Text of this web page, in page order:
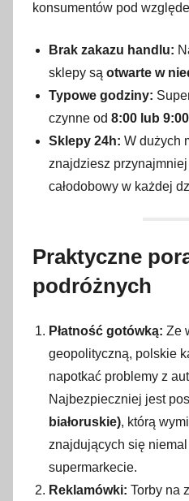
konsumentów pod
Brak zakazu handlu:
sklepy są otwarte w
Typowe godziny:
czynne od 8:00 lub
Sklepy 24h: W dużych
znajdziesz
całodobowy w każdej
Praktyczne
podróżnych
Płatność gotówką: Ze
geopolityczną, polskie
napotkać problemy z
Najbezpieczniej jest
białoruskie), którą
znajdujących się
supermarkecie.
Reklamówki: Torby na